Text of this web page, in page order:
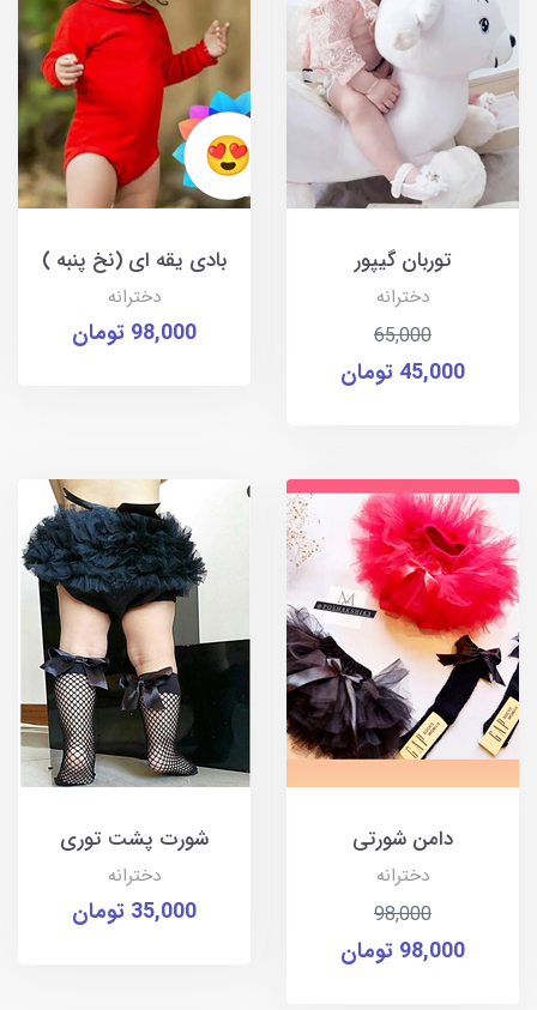
توربان گیپور
دخترانه
65,000
45,000 تومان
بادی یقه ای (نخ پنبه )
دخترانه
98,000 تومان
دامن شورتی
دخترانه
98,000
98,000 تومان
شورت پشت توری
دخترانه
35,000 تومان